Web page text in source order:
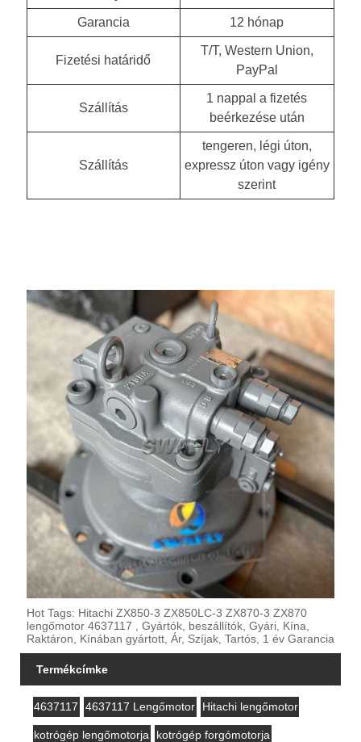
Garancia 12 hónap
Fizetési határidő
T/T, Western Union,
PayPal
Szállítás
1 nappal a fizetés
beérkezése után
Szállítás
tengeren, légi úton,
expressz úton vagy igény
szerint
Hot Tags: Hitachi ZX850-3 ZX850LC-3 ZX870-3 ZX870
lengőmotor 4637117 , Gyártók, beszállítók, Gyári, Kína,
Raktáron, Kínában gyártott, Ár, Szíjak, Tartós, 1 év Garancia
Termékcímke
4637117 4637117 Lengőmotor Hitachi lengőmotor
kotrógép lengőmotorja kotrógép forgómotorja